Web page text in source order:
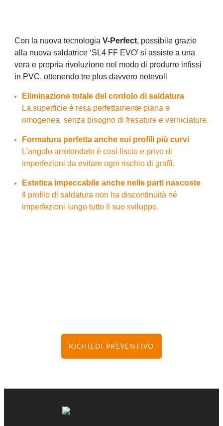
Con la nuova tecnologia V-Perfect, possibile grazie
alla nuova saldatrice ‘SL4 FF EVO’ si assiste a una
vera e propria rivoluzione nel modo di produrre infissi
in PVC, ottenendo tre plus davvero notevoli
Eliminazione totale del cordolo di saldatura
La superficie è resa perfettamente piana e
omogenea, senza bisogno di fresature e verniciature.
Formatura perfetta anche sui profili più curvi
L’angolo arrotondato è così liscio e privo di
imperfezioni da evitare ogni rischio di graffi.
Estetica impeccabile anche nelle parti nascoste
Il profilo di saldatura non ha discontinuità né
imperfezioni lungo tutto il suo sviluppo.
RICHIEDI PREVENTIVO